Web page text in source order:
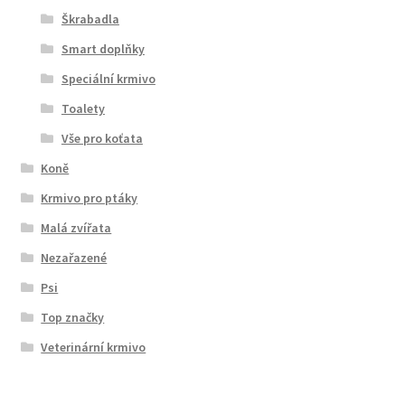
Škrabadla
Smart doplňky
Speciální krmivo
Toalety
Vše pro koťata
Koně
Krmivo pro ptáky
Malá zvířata
Nezařazené
Psi
Top značky
Veterinární krmivo